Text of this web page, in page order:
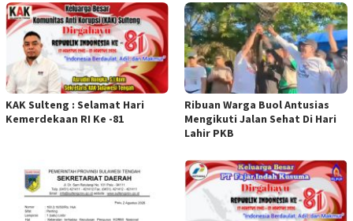
KAK Sulteng : Selamat Hari
Kemerdekaan RI Ke -81
Ribuan Warga Buol Antusias
Mengikuti Jalan Sehat Di Hari
Lahir PKB